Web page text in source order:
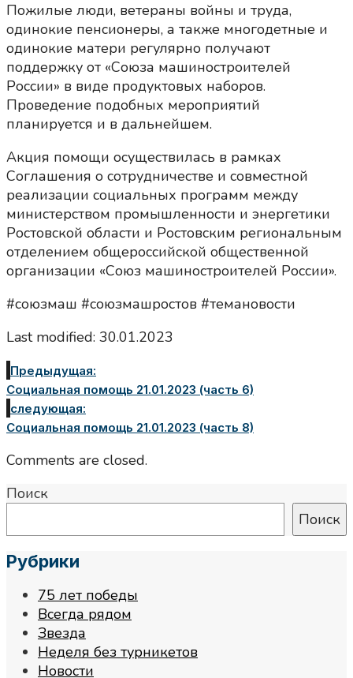
Пожилые люди, ветераны войны и труда,
одинокие пенсионеры, а также многодетные и
одинокие матери регулярно получают
поддержку от «Союза машиностроителей
России» в виде продуктовых наборов.
Проведение подобных мероприятий
планируется и в дальнейшем.
Акция помощи осуществилась в рамках
Соглашения о сотрудничестве и совместной
реализации социальных программ между
министерством промышленности и энергетики
Ростовской области и Ростовским региональным
отделением общероссийской общественной
организации «Союз машиностроителей России».
#союзмаш #союзмашростов #темановости
Last modified: 30.01.2023
Предыдущая:
Социальная помощь 21.01.2023 (часть 6)
следующая:
Социальная помощь 21.01.2023 (часть 8)
Comments are closed.
Поиск
Поиск
Рубрики
75 лет победы
Всегда рядом
Звезда
Неделя без турникетов
Новости